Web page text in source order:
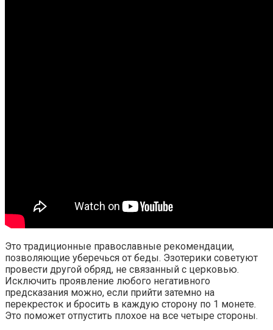
Это традиционные православные рекомендации,
позволяющие уберечься от беды. Эзотерики советуют
провести другой обряд, не связанный с церковью.
Исключить проявление любого негативного
предсказания можно, если прийти затемно на
перекресток и бросить в каждую сторону по 1 монете.
Это поможет отпустить плохое на все четыре стороны.